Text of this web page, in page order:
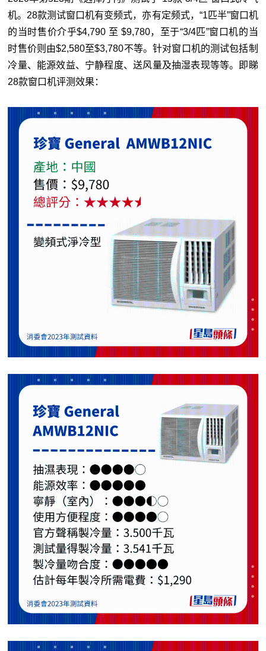
机。28款测试窗口机有变频式，亦有定频式，“1匹半”窗口机
的当时售价介乎$4,790 至 $9,780，至于“3/4匹”窗口机的当
时售价则由$2,580至$3,780不等。针对窗口机的测试包括制
冷量、能源效益、宁静程度、送风量及抽湿表现等等。即睇
28款窗口机评测效果：